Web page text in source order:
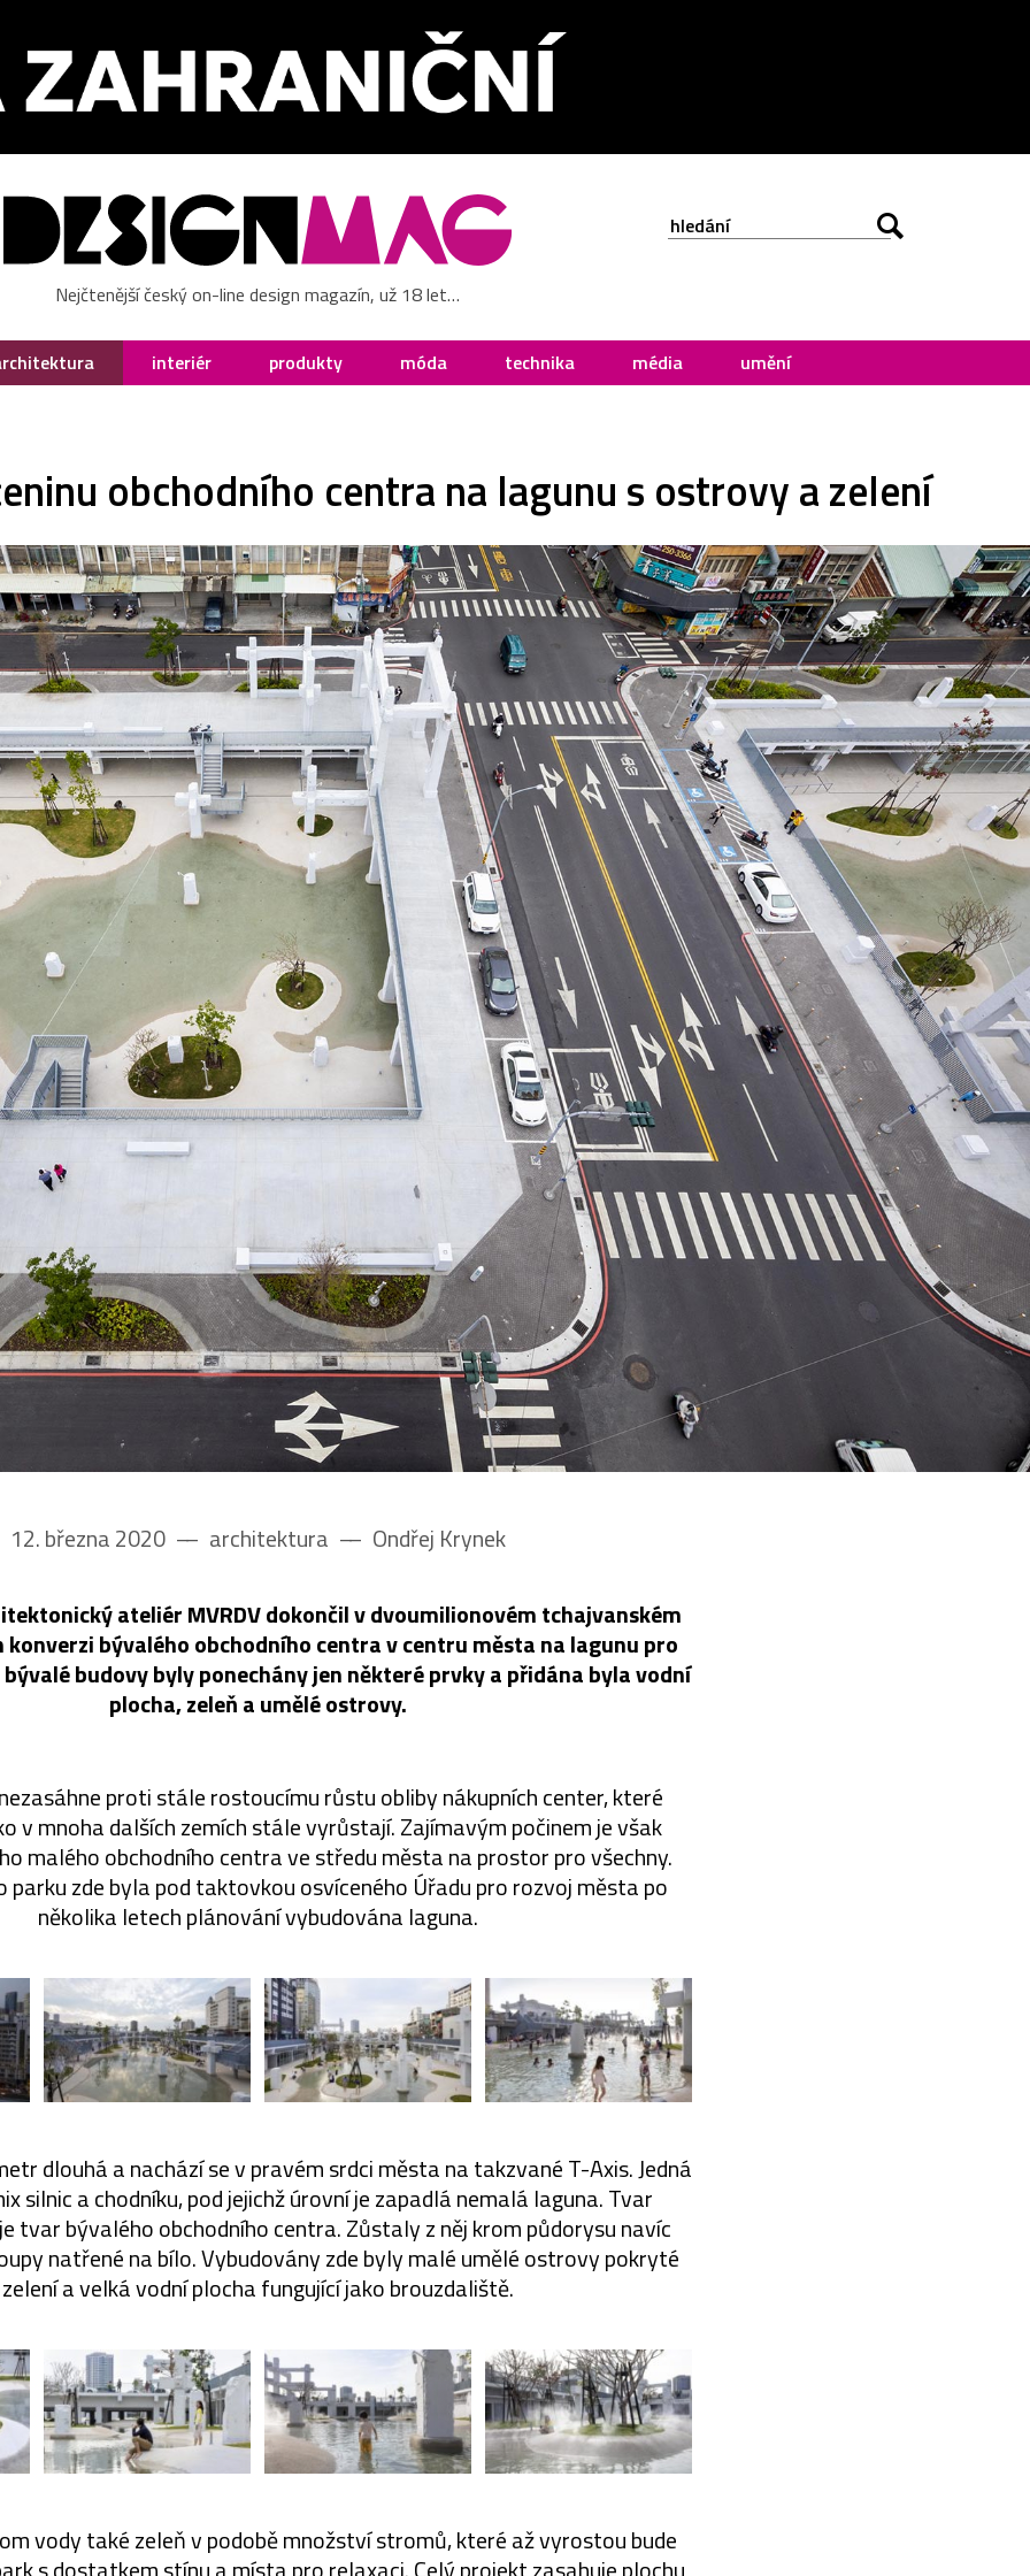
Nejčtenější český on-line design magazín, už 18 let…
interiér produkty móda technika média umění
obchodního centra na lagunu s ostrovy a zelení
12. března 2020 –– architektura –– Ondřej Krynek
ateliér MVRDV dokončil v dvoumilionovém tchajvanském
bývalého obchodního centra v centru města na lagunu pro
budovy byly ponechány jen některé prvky a přidána byla vodní
plocha, zeleň a umělé ostrovy.
proti stále rostoucímu růstu obliby nákupních center, které
v mnoha dalších zemích stále vyrůstají. Zajímavým počinem je však
malého obchodního centra ve středu města na prostor pro všechny.
zde byla pod taktovkou osvíceného Úřadu pro rozvoj města po
několika letech plánování vybudována laguna.
dlouhá a nachází se v pravém srdci města na takzvané T-Axis. Jedná
silnic a chodníku, pod jejichž úrovní je zapadlá nemalá laguna. Tvar
tvar bývalého obchodního centra. Zůstaly z něj krom půdorysu navíc
natřené na bílo. Vybudovány zde byly malé umělé ostrovy pokryté
zelení a velká vodní plocha fungující jako brouzdaliště.
vody také zeleň v podobě množství stromů, které až vyrostou bude